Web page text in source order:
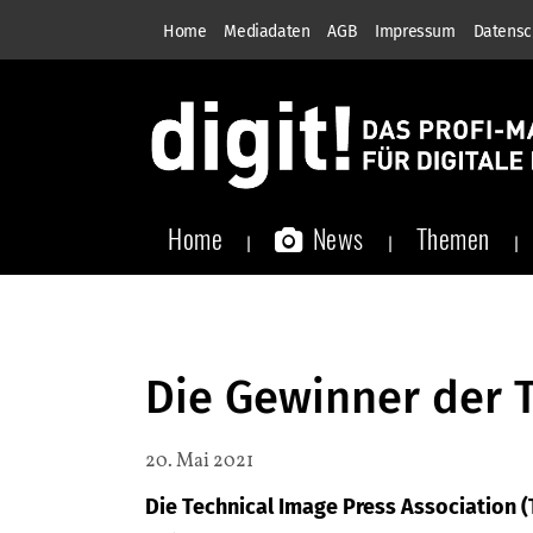
Home Mediadaten AGB Impressum
Home News Themen
Die Gewinner der
20. Mai 2021
Die Technical Image Press Association